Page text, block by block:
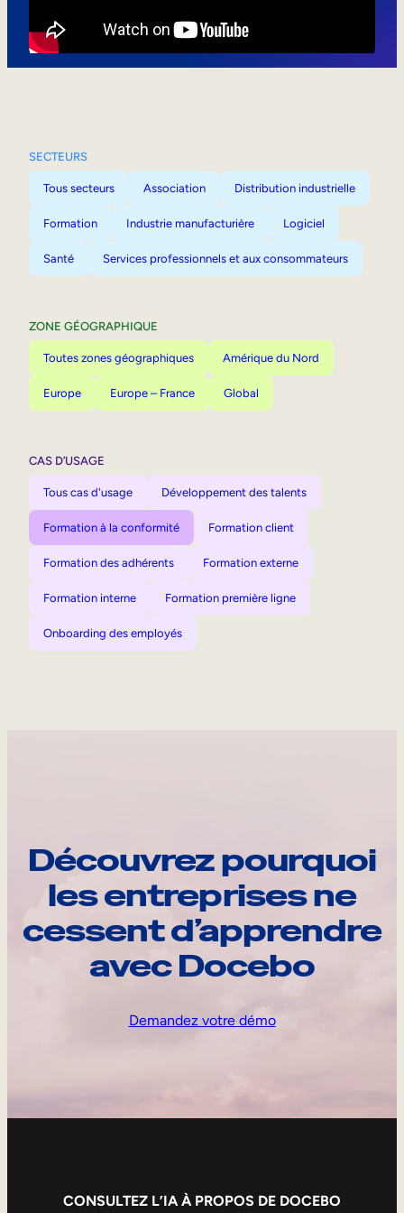
SECTEURS
Tous secteurs Association Distribution industrielle
Formation Industrie manufacturière Logiciel
Santé Services professionnels et aux consommateurs
ZONE GÉOGRAPHIQUE
Toutes zones géographiques Amérique du Nord
Europe Europe – France Global
CAS D’USAGE
Tous cas d'usage Développement des talents
Formation à la conformité Formation client
Formation des adhérents Formation externe
Formation interne Formation première ligne
Onboarding des employés
Découvrez pourquoi
les entreprises ne
cessent d’apprendre
avec Docebo
Demandez votre démo
CONSULTEZ L’IA À PROPOS DE DOCEBO